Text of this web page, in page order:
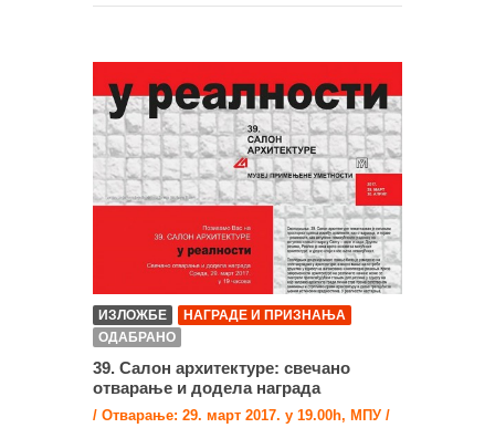
ИЗЛОЖБЕ
НАГРАДЕ И ПРИЗНАЊА
ОДАБРАНО
39. Салон архитектуре: свечано
отварање и додела награда
/ Отварање: 29. март 2017. у 19.00h, МПУ /